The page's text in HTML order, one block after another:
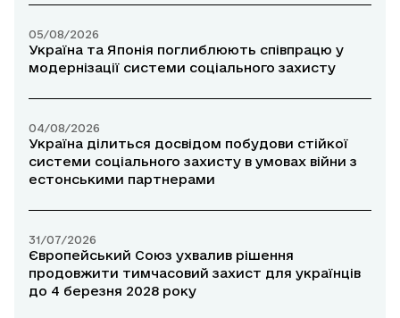
05/08/2026
Україна та Японія поглиблюють співпрацю у
модернізації системи соціального захисту
04/08/2026
Україна ділиться досвідом побудови стійкої
системи соціального захисту в умовах війни з
естонськими партнерами
31/07/2026
Європейський Союз ухвалив рішення
продовжити тимчасовий захист для українців
до 4 березня 2028 року